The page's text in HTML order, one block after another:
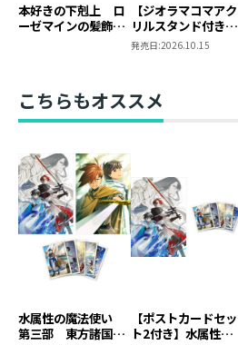
本好きの下剋上 ロ
ーゼマインの髪飾り
【ジオラマコマアク
リルスタンド付き】
本好きの下剋上 ～ハ
ミックス）
発売日:2026.10.15
こちらもオススメ
水属性の魔法使い
第三部 東方諸国編
【ポストカードセッ
ト2付き】水属性の